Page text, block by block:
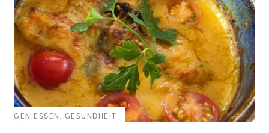
GENIESSEN, GESUNDHEIT